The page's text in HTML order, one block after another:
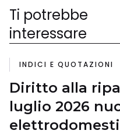
Ti potrebbe
interessare
INDICI E QUOTAZIONI
Diritto alla
luglio 2026